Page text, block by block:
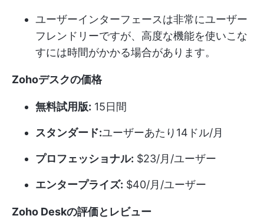
ユーザーインターフェースは非常にユーザー
フレンドリーですが、高度な機能を使いこな
すには時間がかかる場合があります。
Zohoデスクの価格
無料試用版: 15日間
スタンダード:ユーザーあたり14ドル/月
プロフェッショナル: $23/月/ユーザー
エンタープライズ: $40/月/ユーザー
Zoho Deskの評価とレビュー